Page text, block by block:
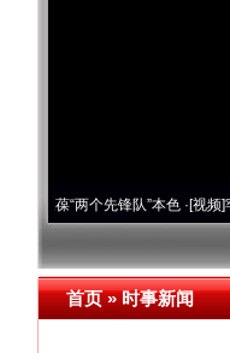
永葆“两个先锋队”本色·[视频]牢记初
首页»时事新闻